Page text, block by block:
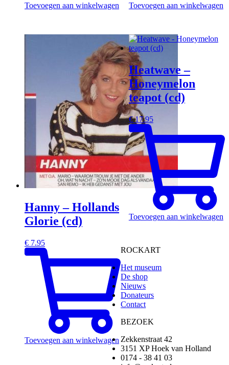
Toevoegen aan winkelwagen Toevoegen aan winkelwagen
Hanny – Hollands
Glorie (cd)
€ 7.95
Toevoegen aan winkelwagen
Heatwave –
Honeymelon
teapot (cd)
€17.95
Toevoegen aan winkelwagen
ROCKART
Het museum
De shop
Nieuws
Donateurs
Contact
BEZOEK
Zekkenstraat 42
3151 XP Hoek van Holland
0174 - 38 41 03